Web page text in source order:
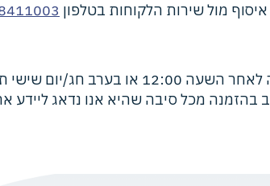
מול שירות הלקוחות בטלפון
כהזמנה שהתקבלה ביום העסקים הבא.
בהזמנה מכל סיבה שהיא אנו נדאג ליידע